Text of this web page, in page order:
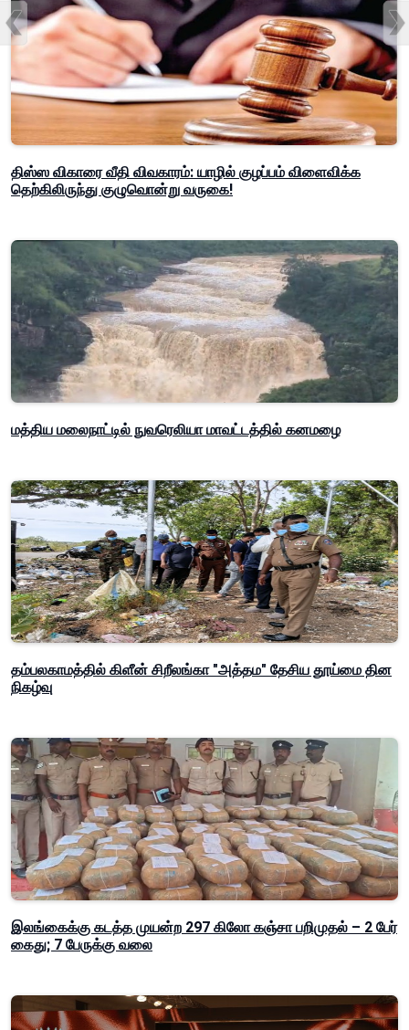
திஸ்ஸ விகாரை வீதி விவகாரம்: யாழில் குழப்பம் விளைவிக்க
தெற்கிலிருந்து குழுவொன்று வருகை!
மத்திய மலைநாட்டில் நுவரெலியா மாவட்டத்தில் கனமழை
தம்பலகாமத்தில் கிளீன் சிறீலங்கா "அத்தம" தேசிய தூய்மை தின
நிகழ்வு
இலங்கைக்கு கடத்த முயன்ற 297 கிலோ கஞ்சா பறிமுதல் – 2 பேர்
கைது; 7 பேருக்கு வலை